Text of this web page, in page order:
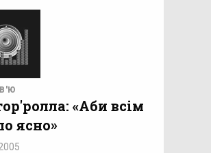
«Аби всім
ясно»